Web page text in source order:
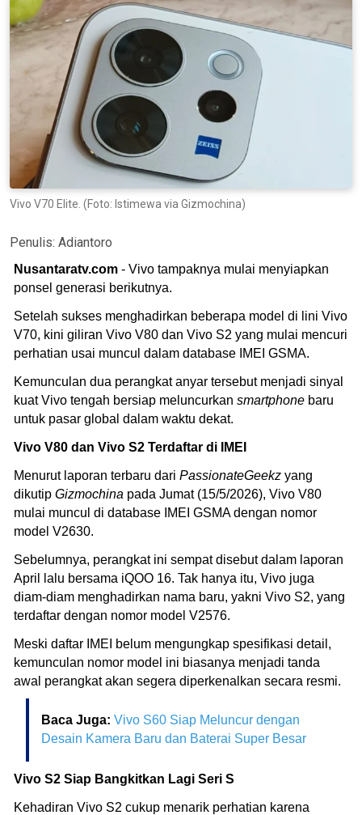
Vivo V70 Elite. (Foto: Istimewa via Gizmochina)
Penulis: Adiantoro
Nusantaratv.com - Vivo tampaknya mulai menyiapkan
ponsel generasi berikutnya.
Setelah sukses menghadirkan beberapa model di lini Vivo
V70, kini giliran Vivo V80 dan Vivo S2 yang mulai mencuri
perhatian usai muncul dalam database IMEI GSMA.
Kemunculan dua perangkat anyar tersebut menjadi sinyal
kuat Vivo tengah bersiap meluncurkan smartphone baru
untuk pasar global dalam waktu dekat.
Vivo V80 dan Vivo S2 Terdaftar di IMEI
Menurut laporan terbaru dari PassionateGeekz yang
dikutip Gizmochina pada Jumat (15/5/2026), Vivo V80
mulai muncul di database IMEI GSMA dengan nomor
model V2630.
Sebelumnya, perangkat ini sempat disebut dalam laporan
April lalu bersama iQOO 16. Tak hanya itu, Vivo juga
diam-diam menghadirkan nama baru, yakni Vivo S2, yang
terdaftar dengan nomor model V2576.
Meski daftar IMEI belum mengungkap spesifikasi detail,
kemunculan nomor model ini biasanya menjadi tanda
awal perangkat akan segera diperkenalkan secara resmi.
Baca Juga: Vivo S60 Siap Meluncur dengan
Desain Kamera Baru dan Baterai Super Besar
Vivo S2 Siap Bangkitkan Lagi Seri S
Kehadiran Vivo S2 cukup menarik perhatian karena